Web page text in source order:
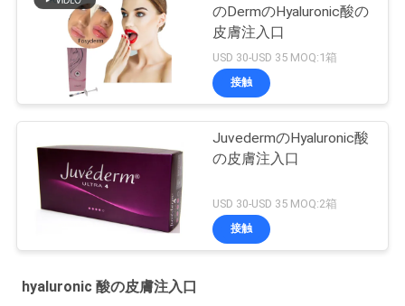
のDermのHyaluronic酸の
皮膚注入口
USD 30-USD 35 MOQ:1箱
接触
JuvedermのHyaluronic酸
の皮膚注入口
USD 30-USD 35 MOQ:2箱
接触
hyaluronic 酸の皮膚注入口